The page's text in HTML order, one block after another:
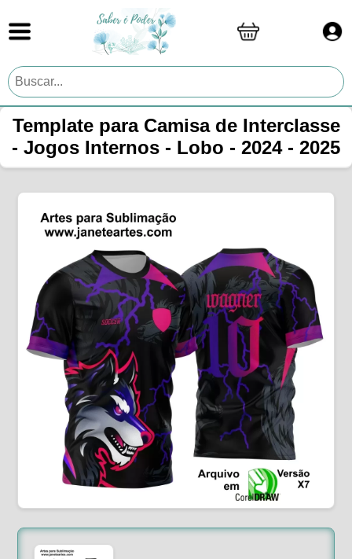
Template para Camisa de Interclasse
- Jogos Internos - Lobo - 2024 - 2025